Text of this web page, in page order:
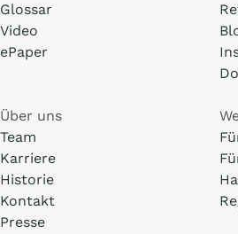
Glossar
Video
ePaper
Über uns
Team
Karriere
Historie
Kontakt
Presse